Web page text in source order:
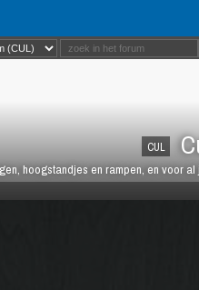
CUL
hoogstandjes en rampen, en voor